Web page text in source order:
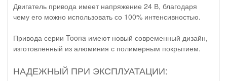
Двигатель привода имеет напряжение 24 В, благодаря
чему его можно использовать со 100% интенсивностью.
Привода серии Toona имеют новый современный дизайн,
изготовленный из алюминия с полимерным покрытием.
НАДЕЖНЫЙ ПРИ ЭКСПЛУАТАЦИИ: